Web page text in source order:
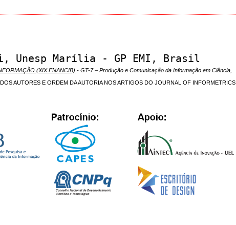
Unesp Marília - GP EMI, Brasil
(XIX ENANCIB) - GT-7 – Produção e Comunicação da Informação em Ciência,
AUTORES E ORDEM DA AUTORIA NOS ARTIGOS DO JOURNAL OF INFORMETRICS